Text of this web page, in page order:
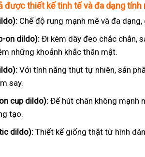
được thiết kế tinh tế và đa dạng tính
Chế độ rung mạnh mẽ và đa
on dildo):Đi kèm dây đeo chắc chắn,
những khoảnh khắc thân mật.
Với tính năng thụt tự nhiên, sản
say.
cup dildo):Đế hút chân không mạnh
tạo.
dildo): Thiết kế giống thật từ hình